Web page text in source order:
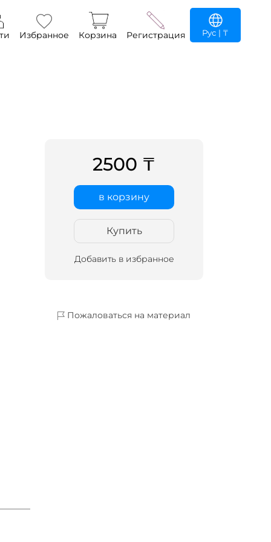
Избранное Корзина Регистрация Рус | ₸
2500 ₸
в корзину
Купить
Добавить в избранное
Пожаловаться на материал